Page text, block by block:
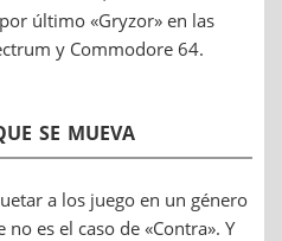
último «Gryzor» en las
y Commodore 64.
se mueva
a los juego en un género
es el caso de «Contra». Y